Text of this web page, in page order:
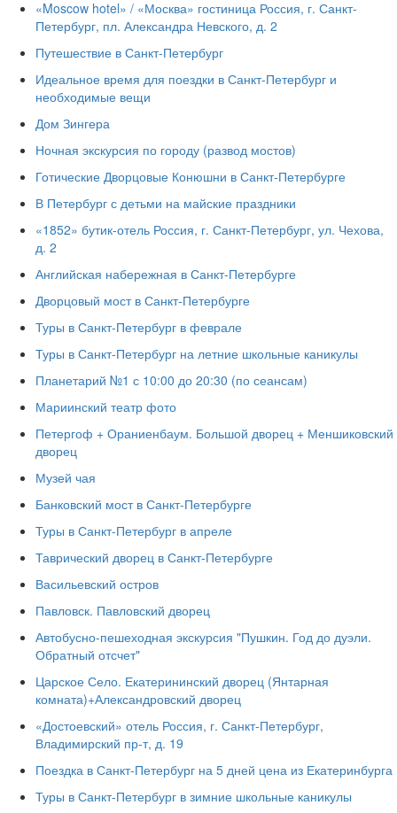
«Moscow hotel» / «Москва» гостиница Россия, г. Санкт-
Петербург, пл. Александра Невского, д. 2
Путешествие в Санкт-Петербург
Идеальное время для поездки в Санкт-Петербург и
необходимые вещи
Дом Зингера
Ночная экскурсия по городу (развод мостов)
Готические Дворцовые Конюшни в Санкт-Петербурге
В Петербург с детьми на майские праздники
«1852» бутик-отель Россия, г. Санкт-Петербург, ул. Чехова,
д. 2
Английская набережная в Санкт-Петербурге
Дворцовый мост в Санкт-Петербурге
Туры в Санкт-Петербург в феврале
Туры в Санкт-Петербург на летние школьные каникулы
Планетарий №1 с 10:00 до 20:30 (по сеансам)
Мариинский театр фото
Петергоф + Ораниенбаум. Большой дворец + Меншиковский
дворец
Музей чая
Банковский мост в Санкт-Петербурге
Туры в Санкт-Петербург в апреле
Таврический дворец в Санкт-Петербурге
Васильевский остров
Павловск. Павловский дворец
Автобусно-пешеходная экскурсия "Пушкин. Год до дуэли.
Обратный отсчет"
Царское Село. Екатерининский дворец (Янтарная
комната)+Александровский дворец
«Достоевский» отель Россия, г. Санкт-Петербург,
Владимирский пр-т, д. 19
Поездка в Санкт-Петербург на 5 дней цена из Екатеринбурга
Туры в Санкт-Петербург в зимние школьные каникулы